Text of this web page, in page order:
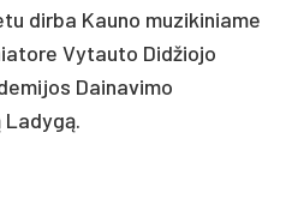
dirba Kauno muzikiniame
Vytauto Didžiojo
Dainavimo